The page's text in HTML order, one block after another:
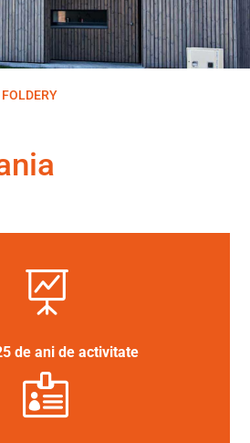

de ani de activitate
